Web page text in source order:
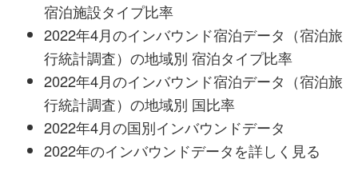
宿泊施設タイプ比率
2022年4月のインバウンド宿泊データ（宿泊旅
行統計調査）の地域別 宿泊タイプ比率
2022年4月のインバウンド宿泊データ（宿泊旅
行統計調査）の地域別 国比率
2022年4月の国別インバウンドデータ
2022年のインバウンドデータを詳しく見る